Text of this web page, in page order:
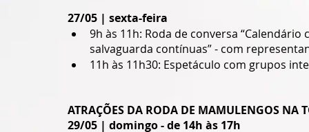
27/05 | sexta-feira
9h às 11h: Roda de conversa
salvaguarda contínuas” - com
11h às 11h30: Espetáculo com grupos
ATRAÇÕES DA RODA DE MAMULENGOS NA
29/05 | domingo - de 14h às 17h